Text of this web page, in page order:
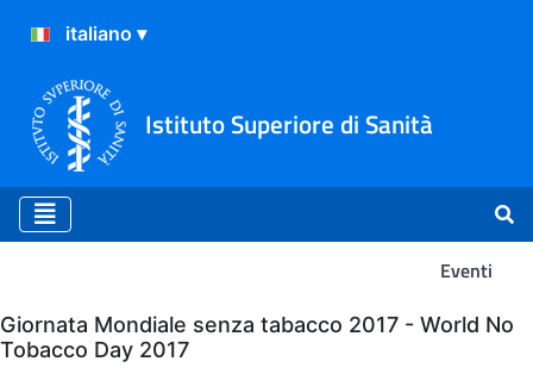
Istituto Superiore di Sanità
Eventi
Eventi
Giornata Mondiale senza tabacco 2017 - World No
Tobacco Day 2017